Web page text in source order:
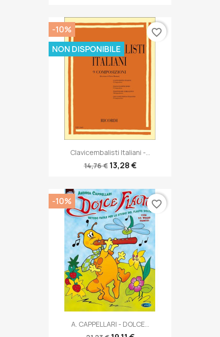
Clavicembalisti Italiani -...
14,76 € 13,28 €
-10%
NON DISPONIBILE
favorite_border
A. CAPPELLARI - DOLCE...
-10% favorite_border